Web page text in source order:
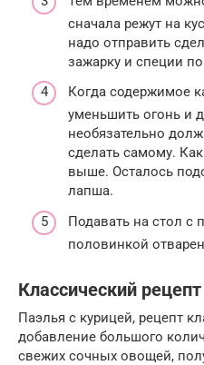
сначала режут на
надо отправить
зажарку и специи по
Когда содержимое
уменьшить огонь и
необязательно
сделать самому.
выше. Осталось
лапша.
Подавать на стол с
половинкой
Классический рецепт
Паэлья с курицей, рецепт
добавление большого
свежих сочных овощей,